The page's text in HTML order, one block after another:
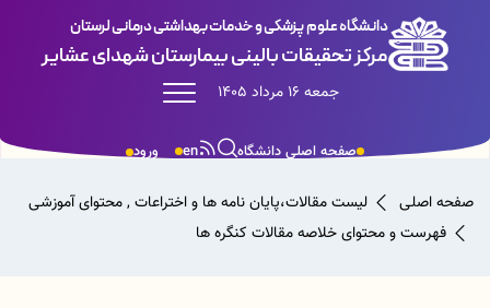
دانشگاه علوم پزشکی و خدمات بهداشتی درمانی لرستان
مرکز تحقیقات بالینی بیمارستان شهدای عشایر
جمعه 16 مرداد 1405
ورود en صفحه اصلی دانشگاه
صفحه اصلی
لیست مقالات،پایان نامه ها و اختراعات , محتوای آموزشی
فهرست و محتوای خلاصه مقالات کنگره ها